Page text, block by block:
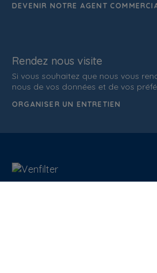
DEVENIR NOTRE AGENT
Rendez nous visite
Si vous souhaitez que nous vous
nous de vos données et de vos
ORGANISER UN ENTRETIEN